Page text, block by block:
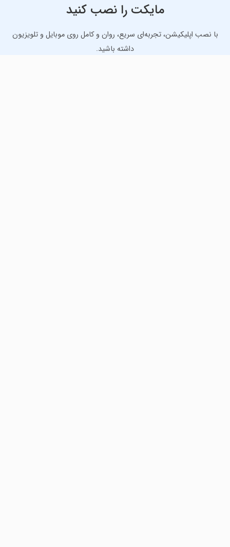
مایکت را نصب کنید
با نصب اپلیکیشن، تجربه‌ای سریع، روان و کامل روی موبایل و تلویزیون
داشته باشید.